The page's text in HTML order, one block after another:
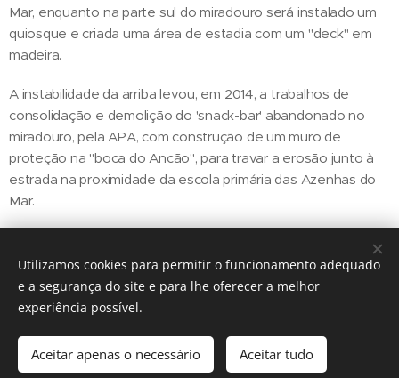
Mar, enquanto na parte sul do miradouro será instalado um
quiosque e criada uma área de estadia com um "deck" em
madeira.
A instabilidade da arriba levou, em 2014, a trabalhos de
consolidação e demolição do 'snack-bar' abandonado no
miradouro, pela APA, com construção de um muro de
proteção na "boca do Ancão", para travar a erosão junto à
estrada na proximidade da escola primária das Azenhas do
Mar.
Share
Utilizamos cookies para permitir o funcionamento adequado
e a segurança do site e para lhe oferecer a melhor
experiência possível.
Aceitar apenas o necessário Aceitar tudo